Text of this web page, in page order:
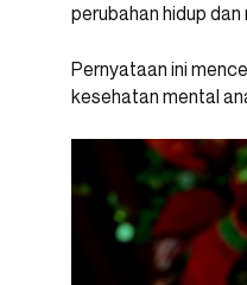
perubahan hidup
Pernyataan ini
kesehatan mental